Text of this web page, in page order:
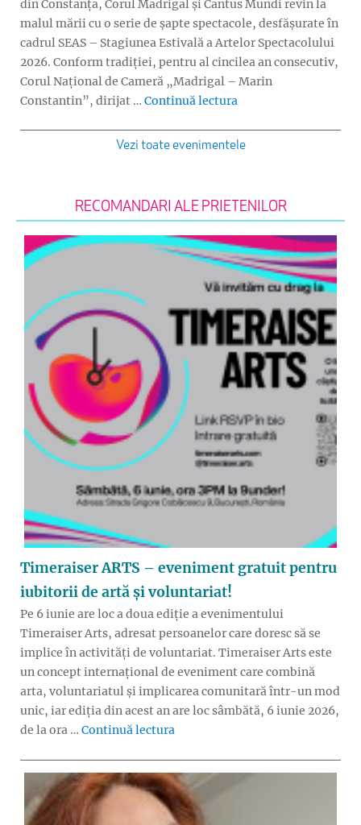
din Constanța, Corul Madrigal și Cantus Mundi revin la
malul mării cu o serie de șapte spectacole, desfășurate în
cadrul SEAS – Stagiunea Estivală a Artelor Spectacolului
2026. Conform tradiției, pentru al cincilea an consecutiv,
Corul Național de Cameră „Madrigal – Marin
Constantin”, dirijat … Continuă lectura
Vezi toate evenimentele
RECOMANDARI ALE PRIETENILOR
Timeraiser ARTS – eveniment gratuit pentru
iubitorii de artă și voluntariat!
Pe 6 iunie are loc a doua ediție a evenimentului
Timeraiser Arts, adresat persoanelor care doresc să se
implice în activități de voluntariat. Timeraiser Arts este
un concept internațional de eveniment care combină
arta, voluntariatul și implicarea comunitară într-un mod
unic, iar ediția din acest an are loc sâmbătă, 6 iunie 2026,
de la ora … Continuă lectura